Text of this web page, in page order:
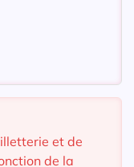
et de
de la